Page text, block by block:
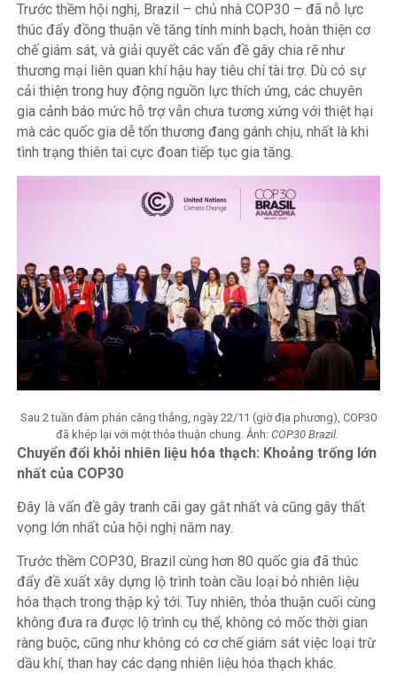
Trước thềm hội nghị, Brazil – chủ nhà COP30 – đã nỗ lực
thúc đẩy đồng thuận về tăng tính minh bạch, hoàn thiện cơ
chế giám sát, và giải quyết các vấn đề gây chia rẽ như
thương mại liên quan khí hậu hay tiêu chí tài trợ. Dù có sự
cải thiện trong huy động nguồn lực thích ứng, các chuyên
gia cảnh báo mức hỗ trợ vẫn chưa tương xứng với thiệt hại
mà các quốc gia dễ tổn thương đang gánh chịu, nhất là khi
tình trạng thiên tai cực đoan tiếp tục gia tăng.
Sau 2 tuần đàm phán căng thẳng, ngày 22/11 (giờ địa phương), COP30
đã khép lại với một thỏa thuận chung. Ảnh: COP30 Brazil.
Chuyển đổi khỏi nhiên liệu hóa thạch: Khoảng trống lớn
nhất của COP30
Đây là vấn đề gây tranh cãi gay gắt nhất và cũng gây thất
vọng lớn nhất của hội nghị năm nay.
Trước thềm COP30, Brazil cùng hơn 80 quốc gia đã thúc
đẩy đề xuất xây dựng lộ trình toàn cầu loại bỏ nhiên liệu
hóa thạch trong thập kỷ tới. Tuy nhiên, thỏa thuận cuối cùng
không đưa ra được lộ trình cụ thể, không có mốc thời gian
ràng buộc, cũng như không có cơ chế giám sát việc loại trừ
dầu khí, than hay các dạng nhiên liệu hóa thạch khác.